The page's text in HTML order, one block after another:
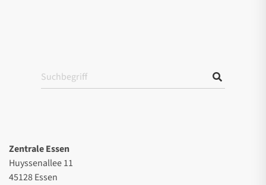
Zentrale Essen
Huyssenallee 11
45128 Essen